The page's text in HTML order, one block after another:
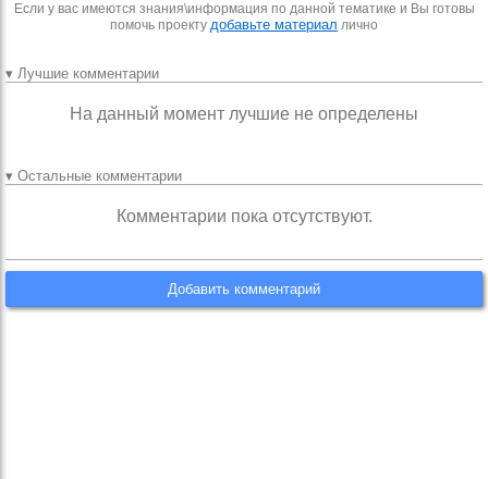
Если у вас имеются знания\информация по данной тематике и Вы готовы
помочь проекту добавьте материал лично
▾ Лучшие комментарии
На данный момент лучшие не определены
▾ Остальные комментарии
Комментарии пока отсутствуют.
Добавить комментарий